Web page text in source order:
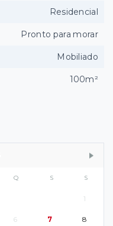
Q S S
1
6 7 8
Residencial
Pronto para morar
Mobiliado
100m²